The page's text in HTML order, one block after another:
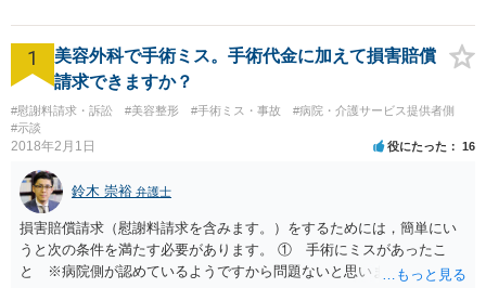
1
美容外科で手術ミス。手術代金に加えて損害賠償
請求できますか？
#慰謝料請求・訴訟 #美容整形 #手術ミス・事故
#病院・介護サービス提供者側
#示談
2018年2月1日 役にたった 16
鈴木 崇裕 弁護士
損害賠償請求（慰謝料請求を含みます。）をするためには，簡単にい
うと次の条件を満たす必要があります。 ① 手術にミスがあったこ
と ※病院側が認めているようですから問題ないと思います。 ② 手